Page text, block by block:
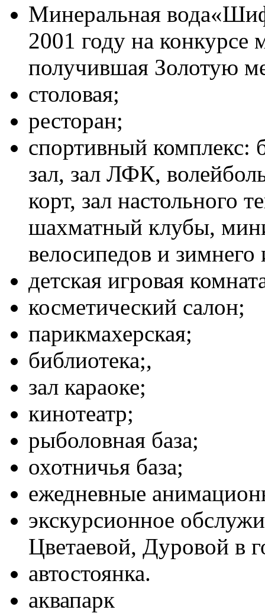
Минеральная
2001 году на
получившая Золотую
столовая;
ресторан;
спортивный комплекс:
зал, зал ЛФК,
корт, зал настольного
шахматный клубы,
велосипедов и зимнего
детская игровая
косметический салон;
парикмахерская;
библиотека;,
зал караоке;
кинотеатр;
рыболовная база;
охотничья база;
ежедневные
экскурсионное
Цветаевой, Дуровой в
автостоянка.
аквапарк